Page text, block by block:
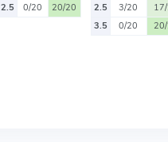
2.5
0/20 20/20
2.5
3/20
3.5
0/20